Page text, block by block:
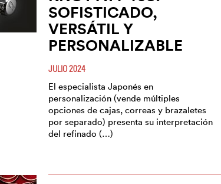
SOFISTICADO,
VERSÁTIL Y
PERSONALIZABLE
JULIO 2024
El especialista Japonés en
personalización (vende múltiples
opciones de cajas, correas y brazaletes
por separado) presenta su interpretación
del refinado (…)